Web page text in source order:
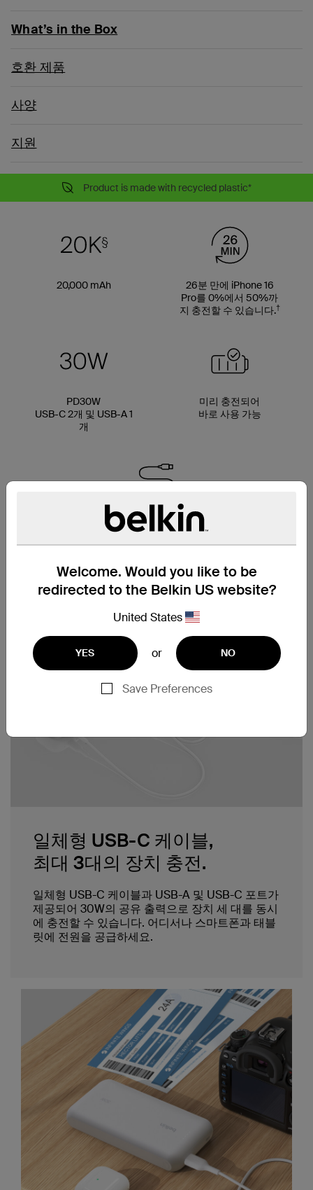
Welcome. Would you like to be
redirected to the Belkin US website?
United States
YES or NO
Save Preferences
What’s in the Box
호환 제품
사양
지원
Product is made with recycled plastic*
20,000 mAh
26분 만에 iPhone 16
Pro를 0%에서 50%까
지 충전할 수 있습니다.†
PD30W
USB-C 2개 및 USB-A 1
개
미리 충전되어
바로 사용 가능
일체형 USB-C 케이블
일체형 USB-C 케이블,
최대 3대의 장치 충전.
일체형 USB-C 케이블과 USB-A 및 USB-C 포트가
제공되어 30W의 공유 출력으로 장치 세 대를 동시
에 충전할 수 있습니다. 어디서나 스마트폰과 태블
릿에 전원을 공급하세요.